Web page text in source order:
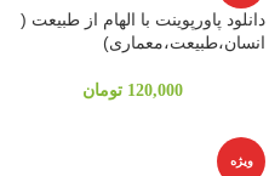
دانلود پاورپوینت با الهام از طبیعت (
انسان،طبیعت،معماری)
120,000 تومان
ویژه